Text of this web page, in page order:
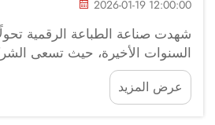
2026-01-19 12:00:00
شهدت صناعة الطباعة الرقمية
السنوات الأخيرة، حيث تسعى
إلى حلول متعددة الاستخدامات
لتلبية احتياجات التسويق والعلامة
الركائز العديدة المتاحة للطباعة
عرض المزيد